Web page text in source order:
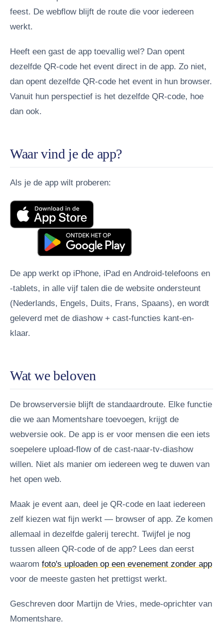
feest. De webflow blijft de route die voor iedereen
werkt.
Heeft een gast de app toevallig wel? Dan opent
dezelfde QR-code het event direct in de app. Zo niet,
dan opent dezelfde QR-code het event in hun browser.
Vanuit hun perspectief is het dezelfde QR-code, hoe
dan ook.
Waar vind je de app?
Als je de app wilt proberen:
De app werkt op iPhone, iPad en Android-telefoons en
-tablets, in alle vijf talen die de website ondersteunt
(Nederlands, Engels, Duits, Frans, Spaans), en wordt
geleverd met de diashow + cast-functies kant-en-
klaar.
Wat we beloven
De browserversie blijft de standaardroute. Elke functie
die we aan Momentshare toevoegen, krijgt de
webversie ook. De app is er voor mensen die een iets
soepelere upload-flow of de cast-naar-tv-diashow
willen. Niet als manier om iedereen weg te duwen van
het open web.
Maak je event aan, deel je QR-code en laat iedereen
zelf kiezen wat fijn werkt — browser of app. Ze komen
allemaal in dezelfde galerij terecht. Twijfel je nog
tussen alleen QR-code of de app? Lees dan eerst
waarom foto's uploaden op een evenement zonder app
voor de meeste gasten het prettigst werkt.
Geschreven door Martijn de Vries, mede-oprichter van
Momentshare.